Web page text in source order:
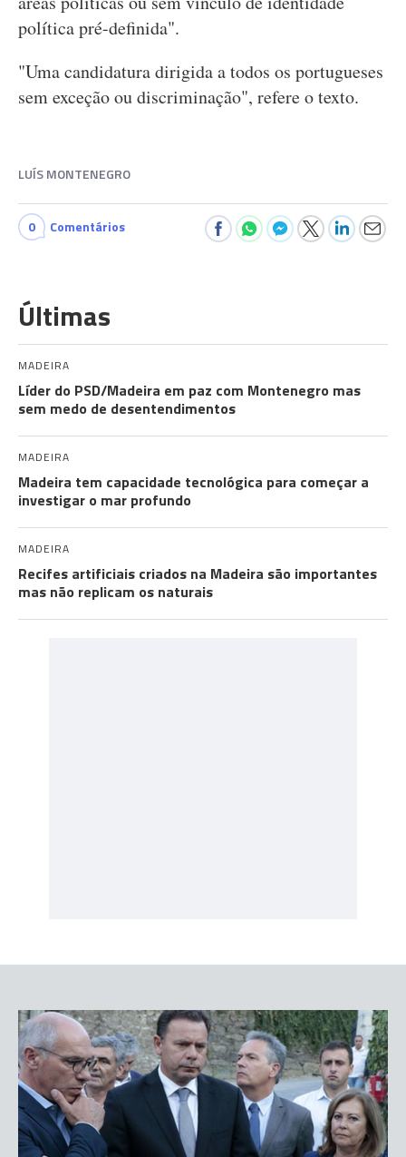
política pré-definida".
"Uma candidatura dirigida a todos os portugueses
sem exceção ou discriminação", refere o texto.
LUÍS MONTENEGRO
0 Comentários
Últimas
MADEIRA
Líder do PSD/Madeira em paz com Montenegro mas
sem medo de desentendimentos
MADEIRA
Madeira tem capacidade tecnológica para começar a
investigar o mar profundo
MADEIRA
Recifes artificiais criados na Madeira são importantes
mas não replicam os naturais